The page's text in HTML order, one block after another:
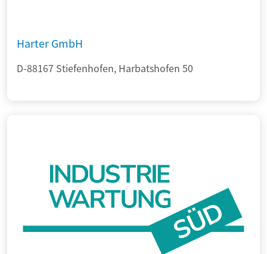
Harter GmbH
D-88167 Stiefenhofen, Harbatshofen 50